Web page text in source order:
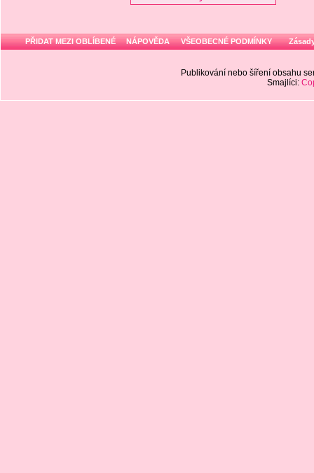
PŘIDAT MEZI OBLÍBENÉ NÁPOVĚDA VŠEOBECNÉ PODMÍNKY
Publikování nebo šíření obsahu
Smajlíci: